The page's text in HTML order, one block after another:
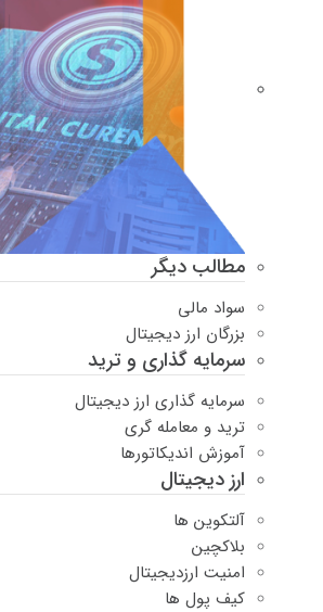
مطالب دیگر
سواد مالی
بزرگان ارز دیجیتال
سرمایه گذاری و ترید
سرمایه گذاری ارز دیجیتال
ترید و معامله گری
آموزش اندیکاتورها
ارز دیجیتال
آلتکوین ها
بلاکچین
امنیت ارزدیجیتال
کیف پول ها